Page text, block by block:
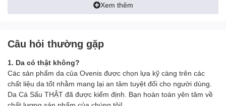
Xem thêm
Câu hỏi thường gặp
1. Da có thật không?
Các sản phẩm da của Ovenis được chọn lựa kỹ càng trên các
chất liệu da tốt nhằm mang lại an tâm tuyệt đối cho người dùng.
Da Cá Sấu THẬT đã được kiểm định. Bạn hoàn toàn yên tâm về